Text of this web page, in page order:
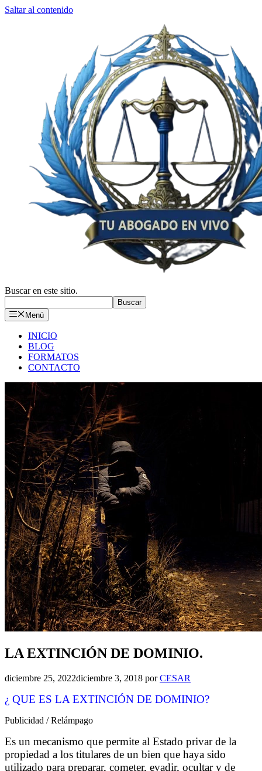
Saltar al contenido
Buscar en este sitio.
Buscar
Menú
INICIO
BLOG
FORMATOS
CONTACTO
LA EXTINCIÓN DE DOMINIO.
diciembre 25, 2022diciembre 3, 2018 porCESAR
¿ QUE ES LA EXTINCIÓN DE DOMINIO?
Publicidad / Relámpago
Es un mecanismo que permite al Estado privar de la
propiedad a los titulares de un bien que haya sido
utilizado para preparar, cometer, evadir, ocultar y de